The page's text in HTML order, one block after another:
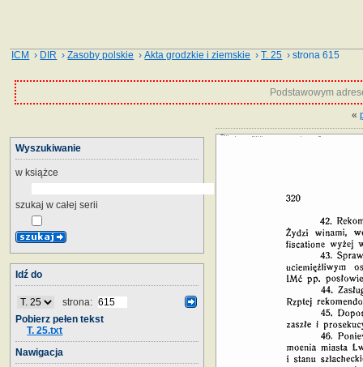
ICM › DIR ›Zasoby polskie ›Akta grodzkie i ziemskie ›T. 25 › strona 615
Podstawowym
«
Wyszukiwanie
w książce
szukaj w całej serii
Idź do
strona:
Pobierz pełen tekst
T. 25.txt
Nawigacja